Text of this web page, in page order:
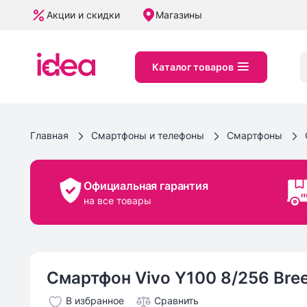
Акции и скидки Магазины
Каталог товаров
Главная Смартфоны и телефоны Смартфоны
Официальная гарантия
на все товары
Смартфон Vivo Y100 8/256
В избранное Сравнить